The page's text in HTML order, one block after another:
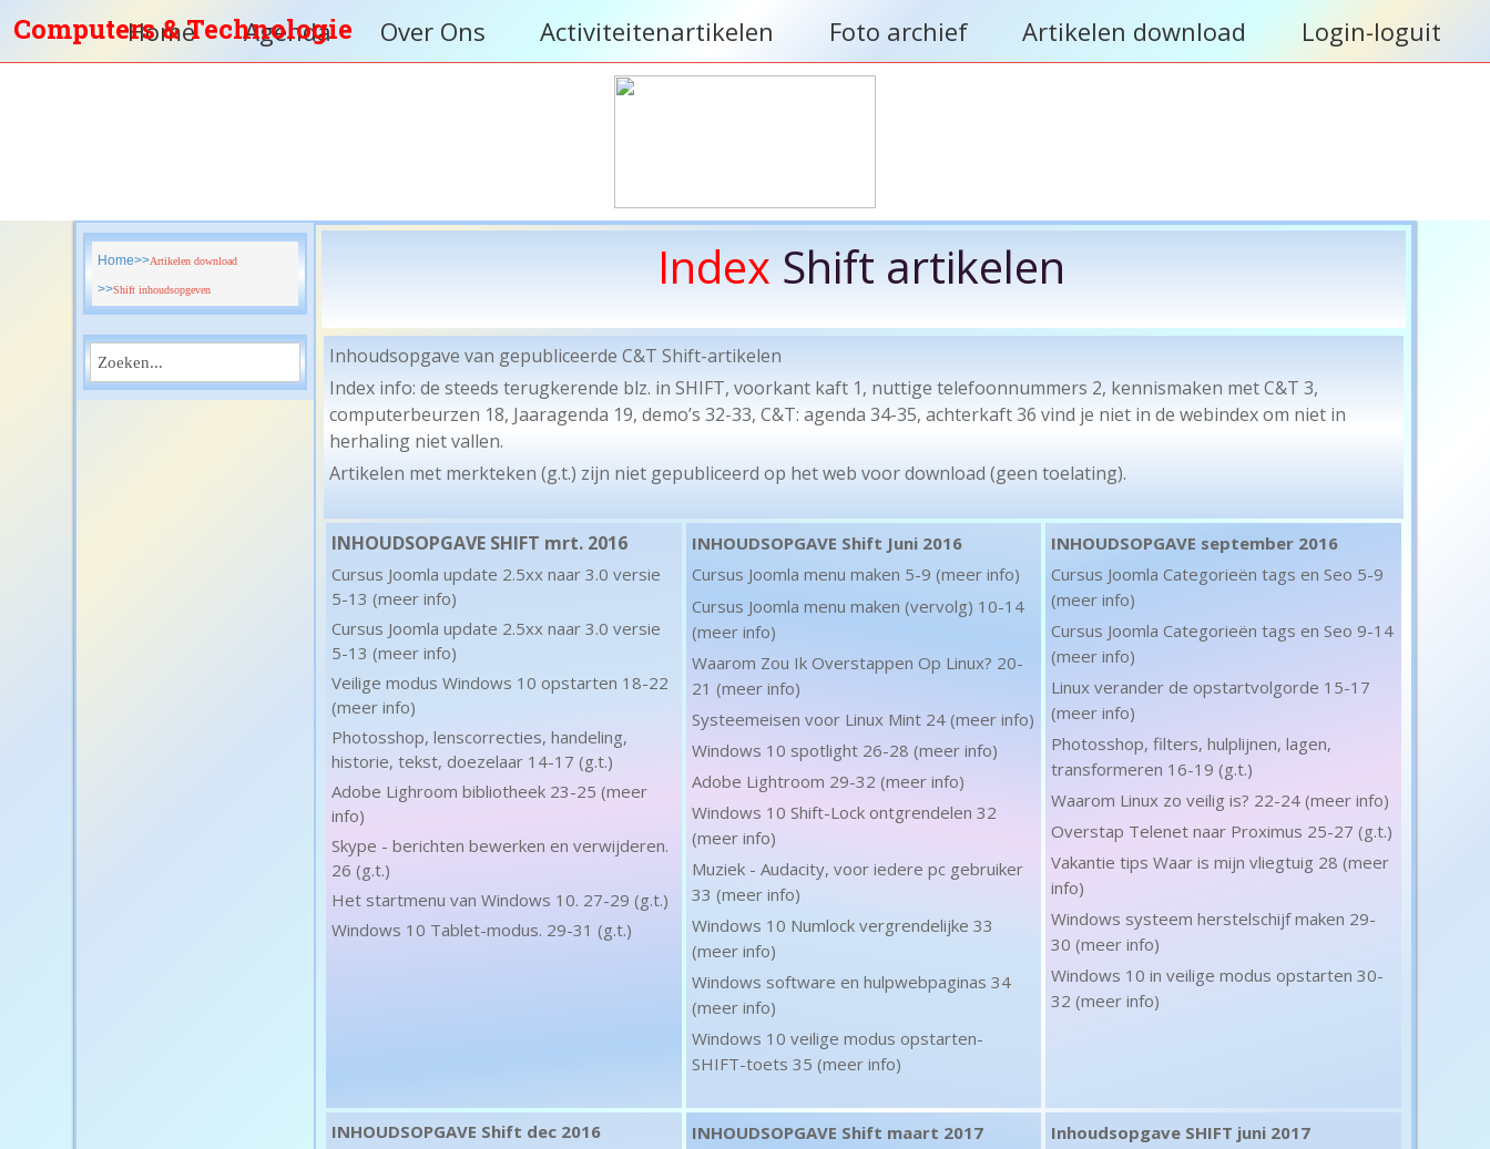
Home Agenda Over Ons Activiteitenartikelen Foto archief Artikelen download Login-loguit
Computers & Technologie
vzw
Home Artikelen download
Shift inhoudsopgeven Index Shift artikelen
Inhoudsopgave van gepubliceerde C&T Shift-artikelen
Index info: de steeds terugkerende blz. in SHIFT, voorkant kaft 1, nuttige telefoonnummers 2, kennismaken met C&T 3,
computerbeurzen 18, Jaaragenda 19, demo’s 32-33, C&T: agenda 34-35, achterkaft 36 vind je niet in de webindex om niet in
herhaling niet vallen.
Artikelen met merkteken (g.t.) zijn niet gepubliceerd op het web voor download (geen toelating).
INHOUDSOPGAVE SHIFT mrt. 2016
Cursus Joomla update 2.5xx naar 3.0 versie
5-13 (meer info)
Cursus Joomla update 2.5xx naar 3.0 versie
5-13 (meer info)
Veilige modus Windows 10 opstarten 18-22
(meer info)
Photosshop, lenscorrecties, handeling,
historie, tekst, doezelaar 14-17 (g.t.)
Adobe Lighroom bibliotheek 23-25 (meer
info)
Skype - berichten bewerken en verwijderen.
26 (g.t.)
Het startmenu van Windows 10. 27-29 (g.t.)
Windows 10 Tablet-modus. 29-31 (g.t.)
INHOUDSOPGAVE Shift Juni 2016
Cursus Joomla menu maken 5-9 (meer info)
Cursus Joomla menu maken (vervolg) 10-14
(meer info)
Waarom Zou Ik Overstappen Op Linux? 20-
21 (meer info)
Systeemeisen voor Linux Mint 24 (meer info)
Windows 10 spotlight 26-28 (meer info)
Adobe Lightroom 29-32 (meer info)
Windows 10 Shift-Lock ontgrendelen 32
(meer info)
Muziek - Audacity, voor iedere pc gebruiker
33 (meer info)
Windows 10 Numlock vergrendelijke 33
(meer info)
Windows software en hulpwebpaginas 34
(meer info)
Windows 10 veilige modus opstarten-
SHIFT-toets 35 (meer info)
INHOUDSOPGAVE september 2016
Cursus Joomla Categorieën tags en Seo 5-9
(meer info)
Cursus Joomla Categorieën tags en Seo 9-14
(meer info)
Linux verander de opstartvolgorde 15-17
(meer info)
Photosshop, filters, hulplijnen, lagen,
transformeren 16-19 (g.t.)
Waarom Linux zo veilig is? 22-24 (meer info)
Overstap Telenet naar Proximus 25-27 (g.t.)
Vakantie tips Waar is mijn vliegtuig 28 (meer
info)
Windows systeem herstelschijf maken 29-
30 (meer info)
Windows 10 in veilige modus opstarten 30-
32 (meer info)
INHOUDSOPGAVE Shift dec 2016
INHOUDSOPGAVE Shift maart 2017
Inhoudsopgave SHIFT juni 2017